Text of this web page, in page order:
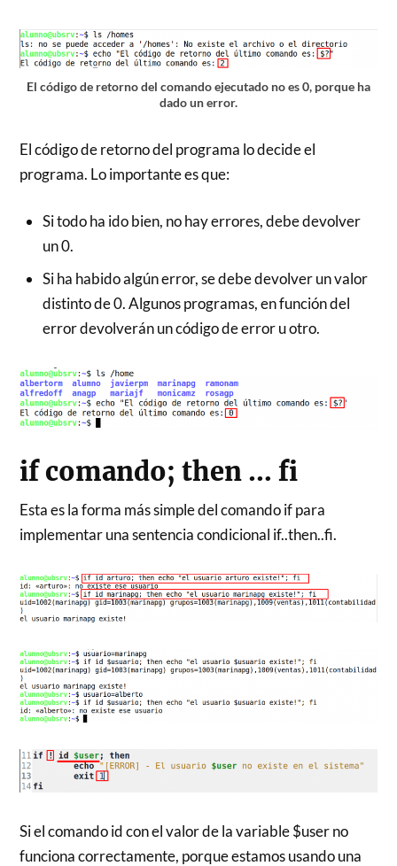
El código de retorno del comando ejecutado no es 0, porque ha
dado un error.
El código de retorno del programa lo decide el
programa. Lo importante es que:
Si todo ha ido bien, no hay errores, debe devolver
un 0.
Si ha habido algún error, se debe devolver un valor
distinto de 0. Algunos programas, en función del
error devolverán un código de error u otro.
if comando; then … fi
Esta es la forma más simple del comando if para
implementar una sentencia condicional if..then..fi.
Si el comando id con el valor de la variable $user no
funciona correctamente, porque estamos usando una